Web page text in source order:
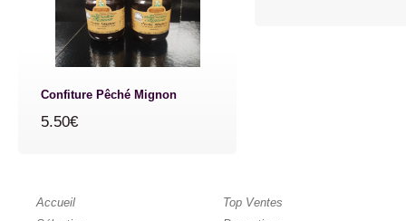
Confiture Pêché Mignon
5.50€
Accueil
Top Ventes